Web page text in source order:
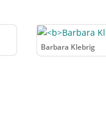
Barbara Klebrig